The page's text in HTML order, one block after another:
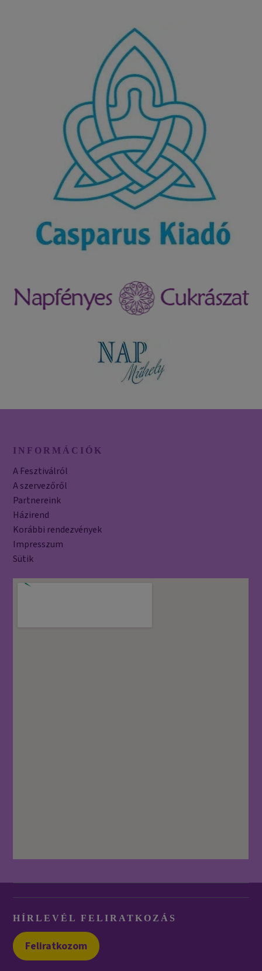
INFORMÁCIÓK
A Fesztiválról
A szervezőről
Partnereink
Házirend
Korábbi rendezvények
Impresszum
Sütik
HÍRLEVÉL FELIRATKOZÁS
Feliratkozom